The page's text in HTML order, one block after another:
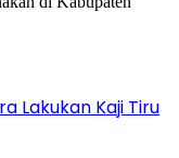
Lakukan Kaji Tiru